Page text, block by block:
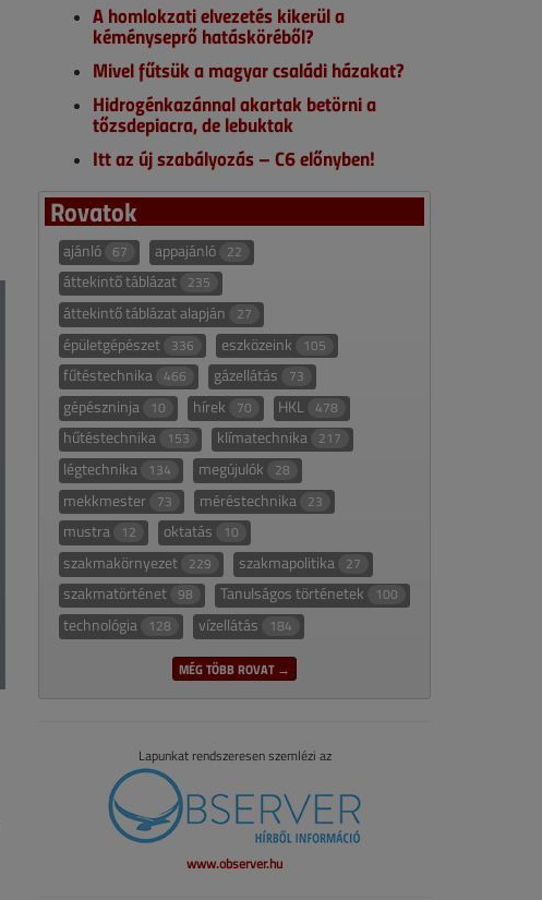
A homlokzati elvezetés kikerül a
kéményseprő hatásköréből?
Mivel fűtsük a magyar családi házakat?
Hidrogénkazánnal akartak betörni a
tőzsdepiacra, de lebuktak
Itt az új szabályozás – C6 előnyben!
Rovatok
ajánló 67 appajánló 22
áttekintő táblázat 235
áttekintő táblázat alapján 27
épületgépészet 336 eszközeink 105
fűtéstechnika 466 gázellátás 73
gépészninja 10 hírek 70 HKL 478
hűtéstechnika 153 klímatechnika 217
légtechnika 134 megújulók 28
mekkmester 73 méréstechnika 23
mustra 12 oktatás 10
szakmakörnyezet 229 szakmapolitika 27
szakmatörténet 98 Tanulságos történetek 100
technológia 128 vízellátás 184
MÉG TÖBB ROVAT →
Lapunkat rendszeresen szemlézi az
www.observer.hu